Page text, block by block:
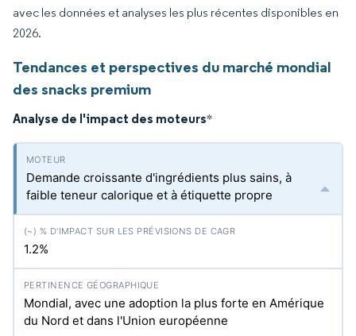
avec les données et analyses les plus récentes disponibles en
2026.
Tendances et perspectives du marché mondial
des snacks premium
Analyse de l'impact des moteurs*
Demande croissante d'ingrédients plus sains, à
faible teneur calorique et à étiquette propre
1.2%
Mondial, avec une adoption la plus forte en Amérique
du Nord et dans l'Union européenne